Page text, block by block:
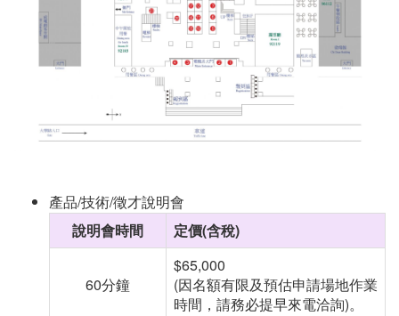
產品/技術/徵才說明會
說明會時間
定價(含稅)
60分鐘
$65,000
(因名額有限及預估申請場地作業
時間，請務必提早來電洽詢)。